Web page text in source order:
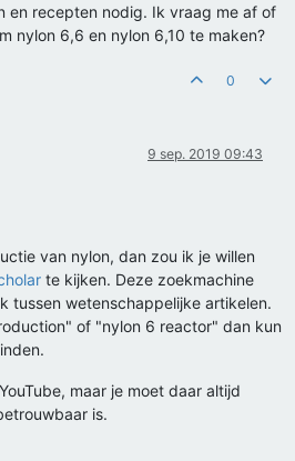
en recepten nodig. Ik vraag me af of
nylon 6,6 en nylon 6,10 te maken?
0
9 sep. 2019 09:43
van nylon, dan zou ik je willen
te kijken. Deze zoekmachine
tussen wetenschappelijke artikelen.
of "nylon 6 reactor" dan kun
maar je moet daar altijd
is.